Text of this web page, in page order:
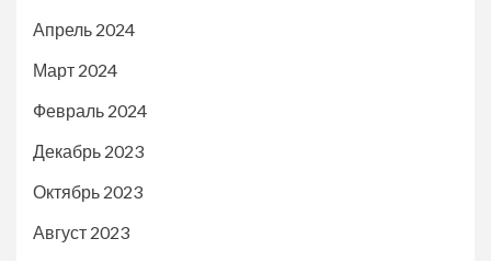
Апрель 2024
Март 2024
Февраль 2024
Декабрь 2023
Октябрь 2023
Август 2023